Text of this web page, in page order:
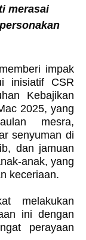
merasai
impak
inisiatif CSR
Kebajikan
2025, yang
mesra,
senyuman di
dan jamuan
anak, yang
keceriaan.
melakukan
ini dengan
perayaan